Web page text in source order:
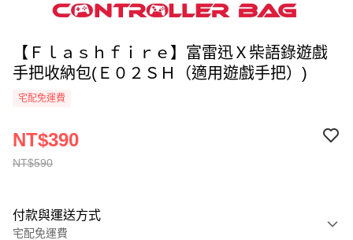
【Ｆｌａｓｈｆｉｒｅ】富雷迅Ｘ柴語錄遊戲
手把收納包(Ｅ０２ＳＨ（適用遊戲手把）)
宅配免運費
NT$590
NT$390
付款與運送方式
宅配免運費